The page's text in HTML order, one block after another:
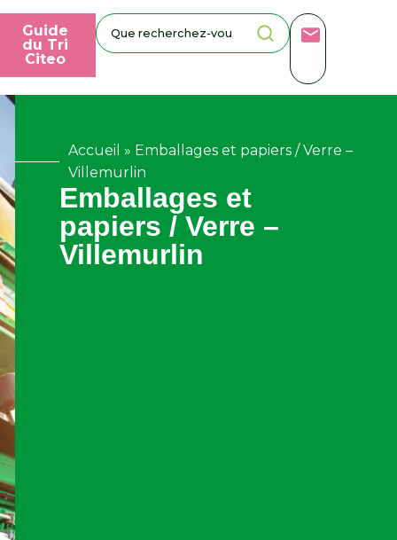
Guide
du Tri
Citeo
Accueil » Emballages et papiers / Verre –
Villemurlin
Emballages et
papiers / Verre –
Villemurlin